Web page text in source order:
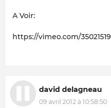
A Voir:
https://vimeo.com/35021519
david delagneau
09 avril 2012 à 10:58:50